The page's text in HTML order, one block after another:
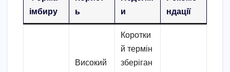
імбиру
ь
и
ндації
Високий
Коротки
й термін
зберіган